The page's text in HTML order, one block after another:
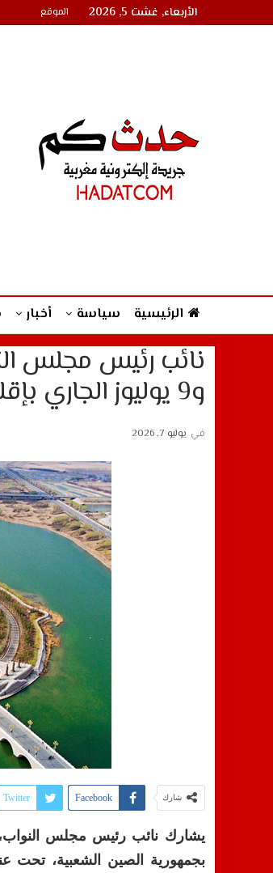
الأربعاء, غشت 5, 2026 الموقع
الرئيسية سياسة أخبار
و9 يوليوز الجاري بإقليم نينغشيا بجمهورية الصين
في يوليو 7, 2026
شارك Facebook
Twitter
بجمهورية الصين الشعبية، تحت